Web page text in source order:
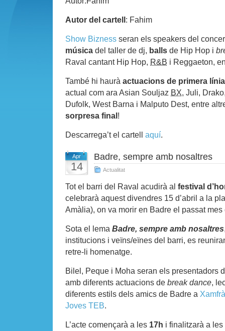
Autor del cartell: Fahim
Show Bizness seran els speakers del
música del taller de dj, balls de Hip Hop i
Raval cantant Hip Hop, R&B i Reggaeton,
També hi haurà actuacions de primera línia
actual com ara Asian Souljaz BX, Juli,
Dufolk, West Barna i Malputo Dest, entre
sorpresa final!
Descarrega’t el cartell aquí.
Apr
14
Badre, sempre amb nosaltres
Actualitat
Tot el barri del Raval acudirà al festival
celebrarà aquest divendres 15 d’abril a la
Amàlia), on va morir en Badre el passat mes
Sota el lema Badre, sempre amb nosaltres
institucions i veïns/eïnes del barri, es
retre-li homenatge.
Bilel, Peque i Moha seran els presentadors
amb diferents actuacions de break dance,
diferents estils dels amics de Badre a Xamfrà
Joves TEB.
L’acte començarà a les 17h i finalitzarà a les